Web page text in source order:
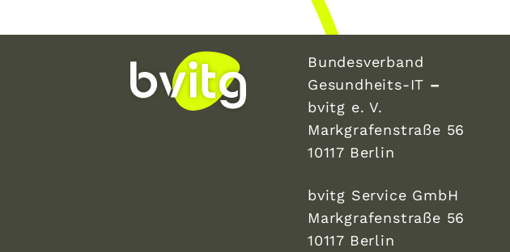
Bundesverband
Gesundheits-IT –
bvitg e. V.
Markgrafenstraße 56
10117 Berlin
bvitg Service GmbH
Markgrafenstraße 56
10117 Berlin